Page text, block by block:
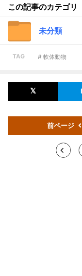
この記事のカテゴリ
未分類
TAG # 軟体動物
前ページ
<